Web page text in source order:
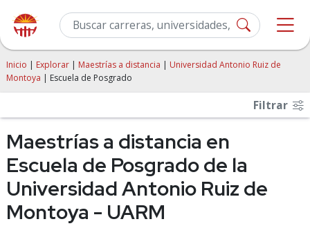
Inicio | Explorar | Maestrías a distancia | Universidad Antonio Ruiz de
Montoya | Escuela de Posgrado
Filtrar
Maestrías a distancia en
Escuela de Posgrado de la
Universidad Antonio Ruiz de
Montoya - UARM